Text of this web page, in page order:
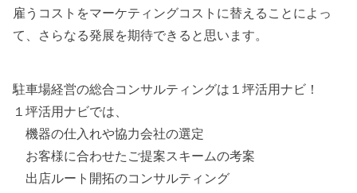
雇うコストをマーケティングコストに替えることによっ
て、さらなる発展を期待できると思います。
駐車場経営の総合コンサルティングは１坪活用ナビ！
１坪活用ナビでは、
機器の仕入れや協力会社の選定
お客様に合わせたご提案スキームの考案
出店ルート開拓のコンサルティング